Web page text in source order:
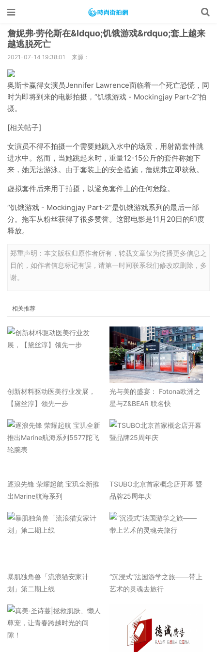
詹妮弗·劳伦斯在&ldquo;饥饿游戏&rdquo;套上越来
越逃脱死亡
2021-07-14 19:38:01 来源：
奥斯卡赢得女演员Jennifer Lawrence面临着一个死亡恐慌，同
时为即将到来的电影拍摄，“饥饿游戏 - Mockingjay Part-2”拍
摄。
[相关帖子]
女演员不得不拍摄一个需要她跳入水中的场景，用射箭套件跳
进水中。然而，当她跳起来时，重量12-15公斤的套件称她下
来，她无法游泳。由于套装上的安全措施，詹妮弗立即获救。
虚拟套件后来用于拍摄，以避免套件上的任何危险。
“饥饿游戏 - Mockingjay Part-2”是饥饿游戏系列的最后一部
分。拖车从粉丝获得了很多赞誉。这部电影是11月20日的印度
释放。
郑重声明：本文版权归原作者所有，转载文章仅为传播更多信息之
目的，如作者信息标记有误，请第一时间联系我们修改或删除，多
谢。
相关推荐
​创新材料驱动医美行业发展，
【黛丝淳】领先一步
光与美的盛宴： Fotona欧洲之
星与Z&BEAR 联名快
逐浪先锋 荣耀起航 宝玑全新推
出Marine航海系列
TSUBO北京首家概念店开幕 暨
品牌25周年庆
暴肌独角兽「流浪猫安家计
划」第二期上线
“沉浸式”法国游学之旅——带上
艺术的灵魂去旅行